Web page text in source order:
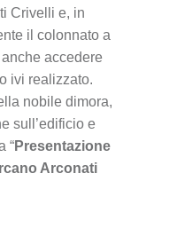
Crivelli e, in
il colonnato a
accedere
ivi realizzato.
nobile dimora,
sull’edificio e
“Presentazione
Arconati